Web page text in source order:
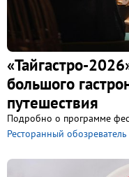
«Тайгастро-
большого
путешествия
Подробно о программе
Ресторанный обозреватель